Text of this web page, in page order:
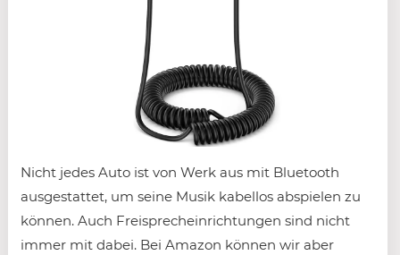
Nicht jedes Auto ist von Werk aus mit Bluetooth
ausgestattet, um seine Musik kabellos abspielen zu
können. Auch Freisprecheinrichtungen sind nicht
immer mit dabei. Bei Amazon können wir aber